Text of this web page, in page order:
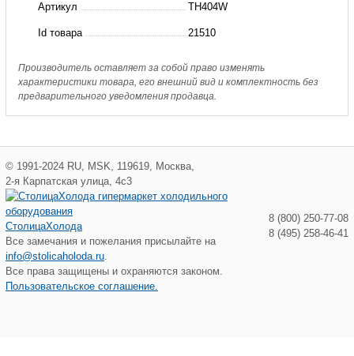
TH22W
Hongsen
Артикул TH404W
Id товара 21510
Производитель оставляет за собой право изменять
характеристики товара, его внешний вид и комплектность без
предварительного уведомления продавца.
© 1991-2024 RU MSK 119619 Москва
2-я Карпатская улица, 4с3
СтолицаХолода
Все замечания и пожелания присылайте на
info@stolicaholoda.ru
Все права защищены и охраняются законом.
Пользовательское соглашение.
8 (800) 250-77-08
8 (495) 258-46-41